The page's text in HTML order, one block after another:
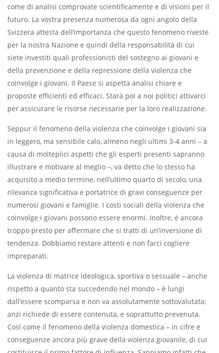
come di analisi comprovate scientificamente e di visioni per il
futuro. La vostra presenza numerosa da ogni angolo della
Svizzera attesta dell’importanza che questo fenomeno riveste
per la nostra Nazione e quindi della responsabilità di cui
siete investiti quali professionisti del sostegno ai giovani e
della prevenzione e della repressione della violenza che
coinvolge i giovani. Il Paese si aspetta analisi chiare e
proposte efficienti ed efficaci. Starà poi a noi politici attivarci
per assicurare le risorse necessarie per la loro realizzazione.
Seppur il fenomeno della violenza che coinvolge i giovani sia
in leggero, ma sensibile calo, almeno negli ultimi 3-4 anni – a
causa di molteplici aspetti che gli esperti presenti sapranno
illustrare e motivare al meglio –, va detto che lo stesso ha
acquisito a medio termine, nell’ultimo quarto di secolo, una
rilevanza significativa e portatrice di gravi conseguenze per
numerosi giovani e famiglie. I costi sociali della violenza che
coinvolge i giovani possono essere enormi. Inoltre, è ancora
troppo presto per affermare che si tratti di un’inversione di
tendenza. Dobbiamo restare attenti e non farci cogliere
impreparati.
La violenza di matrice ideologica, sportiva o sessuale – anche
rispetto a quanto sta succedendo nel mondo – è lungi
dall’essere scomparsa e non va assolutamente sottovalutata;
anzi richiede di essere contenuta, e soprattutto prevenuta.
Così come il fenomeno della violenza domestica – in cifre e
conseguenze ancora più grave della violenza giovanile, di cui